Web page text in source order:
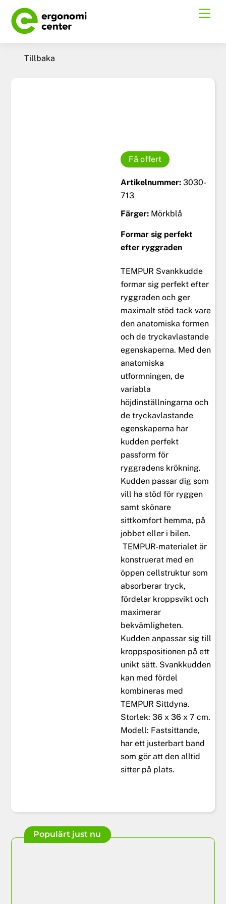
content
Tillbaka
Få offert
Artikelnummer: 3030-
713
Färger: Mörkblå
Formar sig perfekt
efter ryggraden
TEMPUR Svankkudde
formar sig perfekt efter
ryggraden och ger
maximalt stöd tack vare
den anatomiska formen
och de tryckavlastande
egenskaperna. Med den
anatomiska
utformningen, de
variabla
höjdinställningarna och
de tryckavlastande
egenskaperna har
kudden perfekt
passform för
ryggradens krökning.
Kudden passar dig som
vill ha stöd för ryggen
samt skönare
sittkomfort hemma, på
jobbet eller i bilen.
TEMPUR-materialet är
konstruerat med en
öppen cellstruktur som
absorberar tryck,
fördelar kroppsvikt och
maximerar
bekvämligheten.
Kudden anpassar sig till
kroppspositionen på ett
unikt sätt. Svankkudden
kan med fördel
kombineras med
TEMPUR Sittdyna.
Storlek: 36 x 36 x 7 cm.
Modell: Fastsittande,
har ett justerbart band
som gör att den alltid
sitter på plats.
Populärt just nu